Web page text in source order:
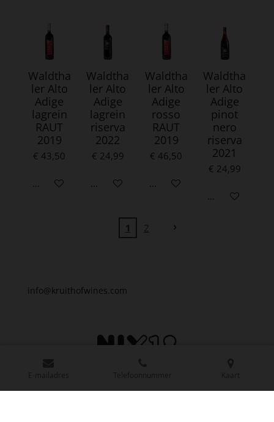
Waldtha
ler Alto
Adige
lagrein
RAUT
2019
€ 43,50
In winkelwagen
Waldtha
ler Alto
Adige
lagrein
riserva
2022
€ 24,99
In winkelwagen
Waldtha
ler Alto
Adige
rosso
RAUT
2019
€ 46,50
In winkelwagen
Waldtha
ler Alto
Adige
pinot
nero
riserva
2021
€ 24,99
In winkelwagen
1 2
info@kruithofwines.com
© 2024 - 2026 Kruithof wines